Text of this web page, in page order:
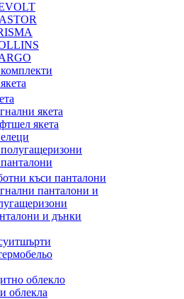
якета
якета
къси панталони
панталони и
и дънки
облекло
облекла